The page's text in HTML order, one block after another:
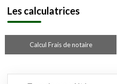
Les calculatrices
Calcul Frais de notaire